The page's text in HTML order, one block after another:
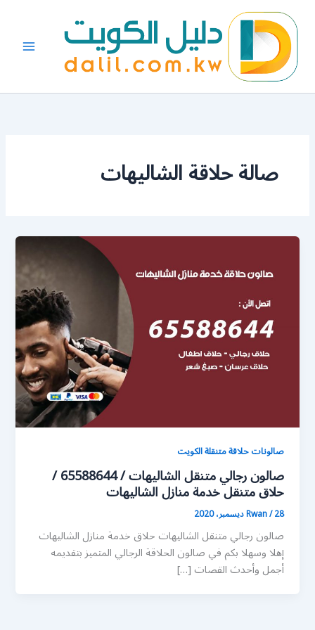
المحتوى
صالة حلاقة الشاليهات
صالونات حلاقة متنقلة الكويت
صالون رجالي متنقل الشاليهات / 65588644 /
حلاق متنقل خدمة منازل الشاليهات
Rwan/28 ديسمبر، 2020
صالون رجالي متنقل الشاليهات حلاق خدمة منازل الشاليهات
إهلا وسهلا بكم في صالون الحلاقة الرجالي المتميز بتقديمه
أجمل وأحدث القصات […]